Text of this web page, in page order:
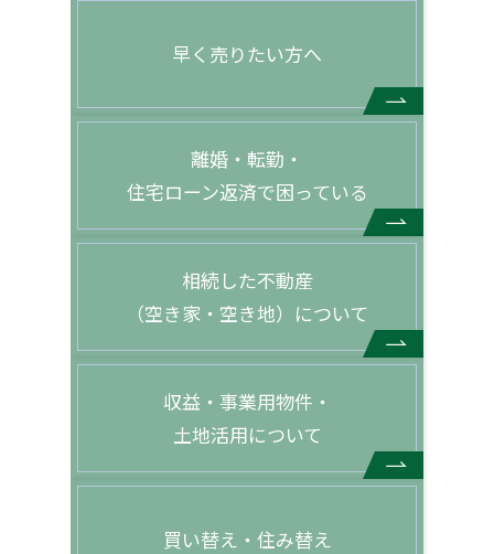
早く売りたい方へ
離婚・転勤・
住宅ローン返済で困っている
相続した不動産
（空き家・空き地）について
収益・事業用物件・
土地活用について
買い替え・住み替え